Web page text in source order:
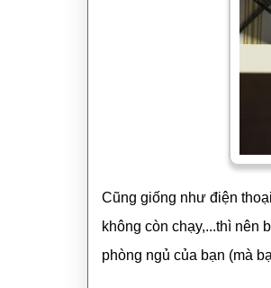
Cũng giống như điện
không còn chạy,...thì nên
phòng ngủ của bạn (mà